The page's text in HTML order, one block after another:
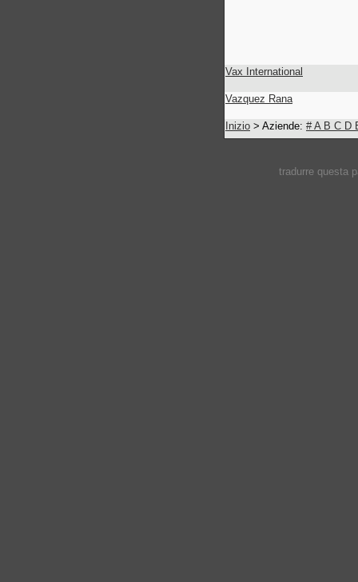
Vax International
Vazquez Rana
Inizio > Aziende: #A B C D
tradurre questa